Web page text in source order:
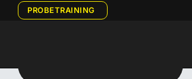
PROBETRAINING